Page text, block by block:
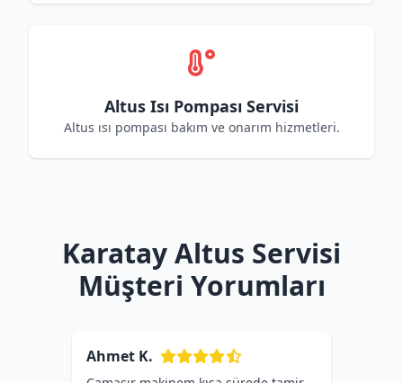
Altus Isı Pompası Servisi
Altus ısı pompası bakım ve onarım hizmetleri.
Karatay Altus Servisi
Müşteri Yorumları
Ahmet K.